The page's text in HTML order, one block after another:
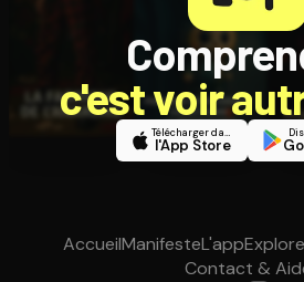
c'est voir
Télécharger dans
l'App Store
AccueilManifesteL'app
Contact &